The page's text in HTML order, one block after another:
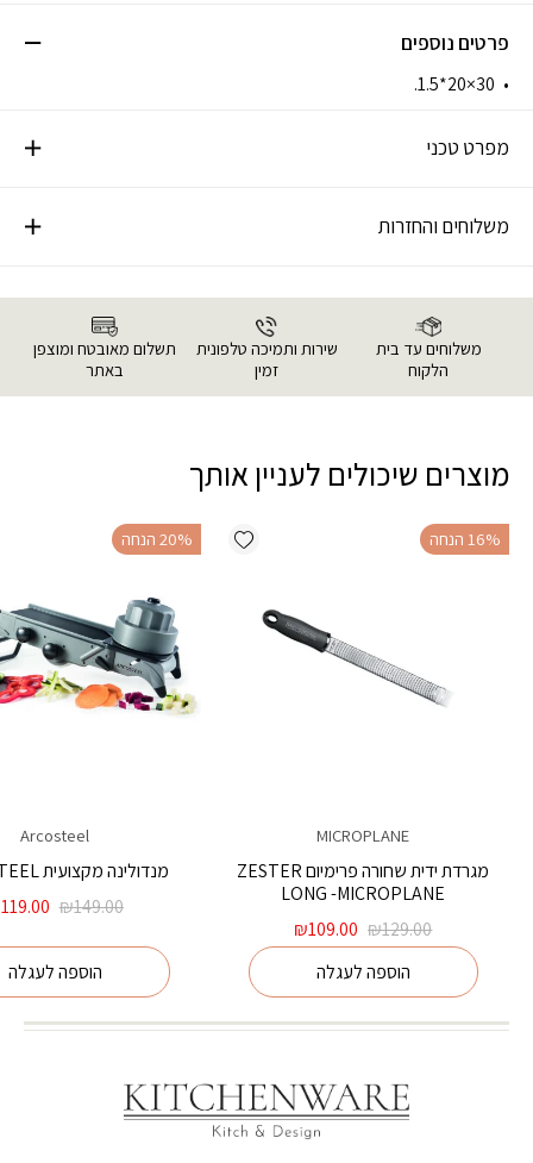
פרטים נוספים
30×20*1.5.
מפרט טכני
משלוחים והחזרות
משלוחים עד בית
הלקוח
שירות ותמיכה טלפונית
זמין
תשלום מאובטח ומוצפן
באתר
מוצרים שיכולים לעניין אותך
Add wishlist ‫16% הנחה
MICROPLANE
מגרדת ידית שחורה פרימיום ZESTER
LONG -MICROPLANE
₪129.00
המחיר
המקורי
היה:
₪129.00.
₪109.00 המחיר
הנוכחי
₪109.00.
הוספה לעגלה
‫20% הנחה
Arcosteel
מנדולינה מקצועית ARCOSTEEL
₪149.00
המחיר
היה:
119.00
הוספה לעגלה